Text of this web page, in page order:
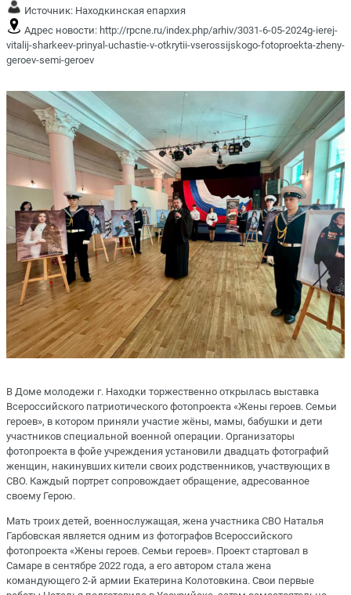
Источник: Находкинская епархия
Адрес новости: http://rpcne.ru/index.php/arhiv/3031-6-05-2024g-ierej-
vitalij-sharkeev-prinyal-uchastie-v-otkrytii-vserossijskogo-fotoproekta-zheny-
geroev-semi-geroev
В Доме молодежи г. Находки торжественно открылась выставка
Всероссийского патриотического фотопроекта «Жены героев. Семьи
героев», в котором приняли участие жёны, мамы, бабушки и дети
участников специальной военной операции. Организаторы
фотопроекта в фойе учреждения установили двадцать фотографий
женщин, накинувших кители своих родственников, участвующих в
СВО. Каждый портрет сопровождает обращение, адресованное
своему Герою.
Мать троих детей, военнослужащая, жена участника СВО Наталья
Гарбовская является одним из фотографов Всероссийского
фотопроекта «Жены героев. Семьи героев». Проект стартовал в
Самаре в сентябре 2022 года, а его автором стала жена
командующего 2-й армии Екатерина Колотовкина. Свои первые